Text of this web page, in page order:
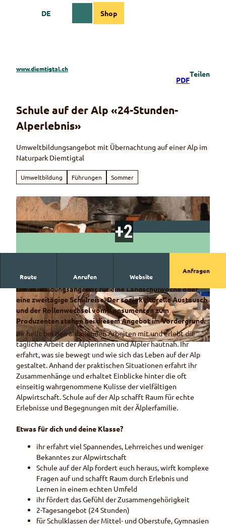
Informationen
DE Shop
www.diemtigtal.ch
PDF
Teilen
Schule auf der Alp «24-Stunden-
Alperlebnis»
Umweltbildungsangebot mit Übernachtung auf einer Alp im
Naturpark Diemtigtal
Umweltbildung Führungen Sommer
© Naturpark Diemtigtal / Martin Wymann
© Martin Wymann © Naturpark Diemtigtal
Route Anrufen Website
Anfragen
Das 24-Stunden-Alperlebnis ist das ideale
Umweltbildungsangebot für eine Landschulwoche oder
eine zweitägige Schulreise. Der soziokulturelle Austausch
und der Rollenwechsel vom Konsumenten zum
Produzenten stehen bei diesem Angebot im Vordergrund.
Ihr helft bei den anfallenden Arbeiten mit und erlebt die
tägliche Arbeit der Älplerinnen und Älpler hautnah. Ihr
erfahrt, was sie bewegt und wie sich das Leben auf der Alp
gestaltet. Anhand der praktischen Situationen erfahrt ihr
Zusammenhänge und erhaltet Einblicke hinter die oft
einseitig wahrgenommene Kulisse der vielfältigen
Alpwirtschaft. Schule auf der Alp schafft Raum für echte
Erlebnisse und Begegnungen mit der Älplerfamilie.
Etwas für dich und deine Klasse?
ihr erfahrt viel Spannendes, Lehrreiches und weniger
Bekanntes zur Alpwirtschaft
Schule auf der Alp fordert euch heraus, wirft komplexe
Fragen auf und schafft Raum durch Erlebnis und
Lernen in einem echten Umfeld
ihr fördert das Gefühl der Zusammengehörigkeit
2-Tagesangebot (24 Stunden)
für Schulklassen der Mittel- und Oberstufe, Gymnasien